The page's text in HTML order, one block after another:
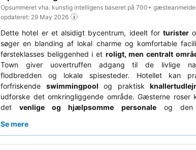
Opsummeret vha. kunstig intelligens baseret på 700+
opdateret: 29 May 2026
Dette hotel er et alsidigt bycentrum, ideelt forturister
søger en blanding af lokal charme og komfortable
førsteklasses beliggenhed i et roligt, men centralt
Town giver uovertruffen adgang til de livlige
flodbredden og lokale spisesteder. Hotellet kan
forfriskende swimmingpool og praktisk
udforske det omkringliggende område. Gæsterne roser
detvenlige og hjælpsomme personaleog den
retter. For et virkelig afslappende ophold kan du overveje
Se mere